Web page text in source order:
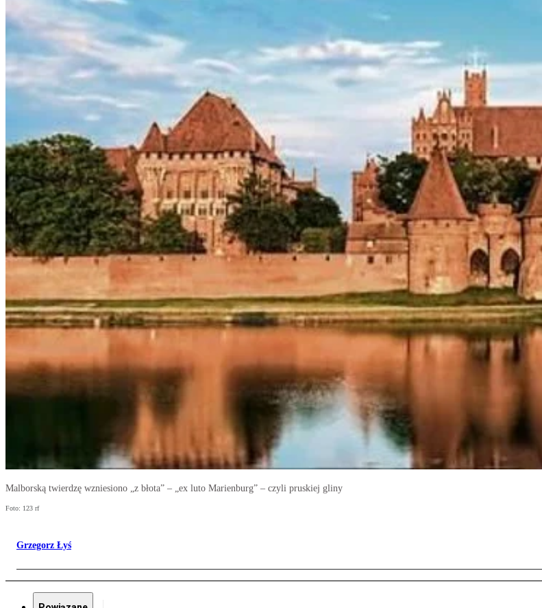
Malborską twierdzę wzniesiono „z błota” – „ex luto Marienburg” – czyli pruskiej gliny
Foto: 123 rf
Grzegorz Łyś